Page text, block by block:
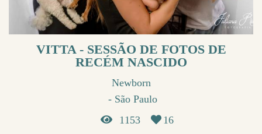
VITTA - SESSÃO DE FOTOS DE
RECÉM NASCIDO
Newborn
São Paulo
1153
16